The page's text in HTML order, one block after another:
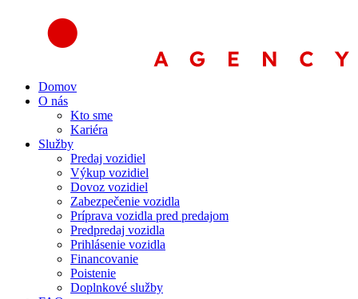
Domov
O nás
Kto sme
Kariéra
Služby
Predaj vozidiel
Výkup vozidiel
Dovoz vozidiel
Zabezpečenie vozidla
Príprava vozidla pred predajom
Predpredaj vozidla
Prihlásenie vozidla
Financovanie
Poistenie
Doplnkové služby